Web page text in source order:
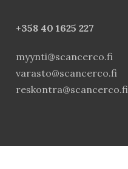
+358 40 1625 227
myynti@scancerco.fi
varasto@scancerco.fi
reskontra@scancerco.fi